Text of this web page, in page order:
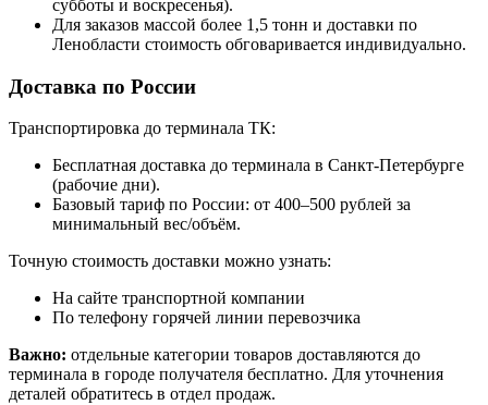
субботы и воскресенья).
Для заказов массой более 1,5 тонн и доставки по
Ленобласти стоимость обговаривается индивидуально.
Доставка по России
Транспортировка до терминала ТК:
Бесплатная доставка до терминала в Санкт-Петербурге
(рабочие дни).
Базовый тариф по России: от 400–500 рублей за
минимальный вес/объём.
Точную стоимость доставки можно узнать:
На сайте транспортной компании
По телефону горячей линии перевозчика
Важно: отдельные категории товаров доставляются до
терминала в городе получателя бесплатно. Для уточнения
деталей обратитесь в отдел продаж.